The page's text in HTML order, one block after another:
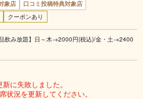
象店
口コミ投稿特典対象店
クーポンあり
品飲み放題】日～木→2000円(税込)/金・土→2400
に失敗しました。
状況を更新してください。